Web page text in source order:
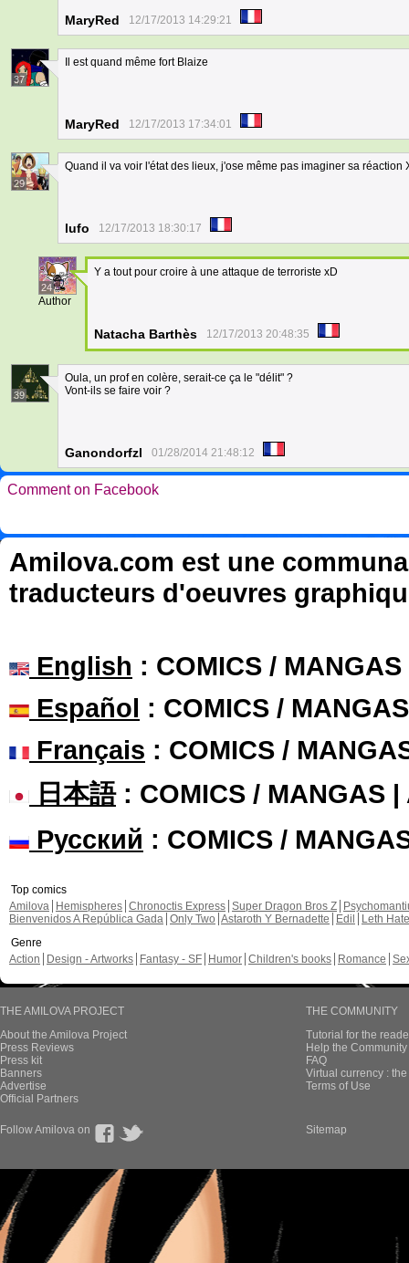
MaryRed 12/17/2013 14:29:21
37
Il est quand même fort Blaize
MaryRed 12/17/2013 17:34:01
29
Quand il va voir l'état des lieux, j'ose même pas imaginer sa réaction
lufo 12/17/2013 18:30:17
24
Author
Y a tout pour croire à une attaque de terroriste xD
Natacha Barthès 12/17/2013 20:48:35
39
Oula, un prof en colère, serait-ce ça le "délit" ?
Vont-ils se faire voir ?
Ganondorfzl 01/28/2014 21:48:12
Comment on Facebook
Amilova.com est une
traducteurs d'oeuvres
English : COMICS /
Español : COMICS /
Français : COMICS /
日本語: COMICS / MANGAS |
Русский : COMICS /
Top comics
Amilova
Hemispheres Chronoctis Express Super Dragon Bros Z
Bienvenidos A República Gada Only Two Astaroth Y Bernadette Edil
Leth Hate
Genre
Action
Design - Artworks Fantasy - SF Humor Children's books Romance
THE AMILOVA PROJECT
About the Amilova Project
Press Reviews
Press kit
Banners
Advertise
Official Partners
THE COMMUNITY
Tutorial for the
Help the
FAQ
Virtual currency :
Terms of Use
Follow Amilova on Sitemap